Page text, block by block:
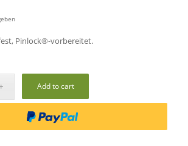
Pinlock®-vorbereitet.
Add to cart